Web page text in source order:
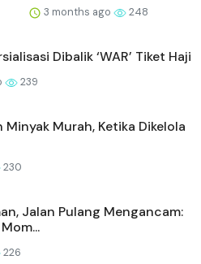
3 months ago 248
Dibalik ‘WAR’ Tiket Haji
239
Minyak Murah, Ketika Dikelola
230
Jalan Pulang Mengancam:
226